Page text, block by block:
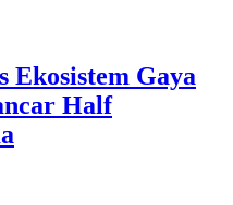
Ekosistem Gaya
Half